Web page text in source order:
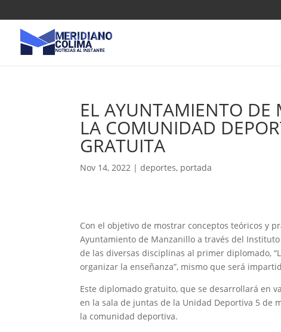
EL AYUNTAMIENTO
LA COMUNIDAD
GRATUITA
Nov 14, 2022 |deportes, portada
Con el objetivo de mostrar conceptos teóricos y
Ayuntamiento de Manzanillo a través del
de las diversas disciplinas al primer diplomado,
organizar la enseñanza”, mismo que será
Este diplomado gratuito, que se desarrollará en
en la sala de juntas de la Unidad Deportiva 5 de
la comunidad deportiva.